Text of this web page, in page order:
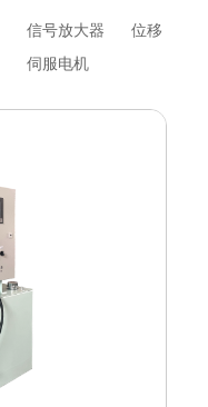
信号放大器
位移
伺服电机